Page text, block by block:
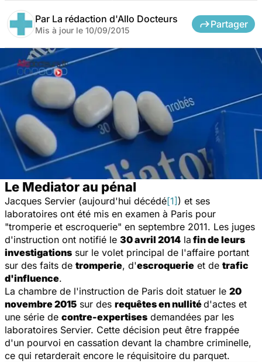
Par La rédaction d'Allo Docteurs
Mis à jour le 10/09/2015
Partager
Le Mediator au pénal
Jacques Servier (aujourd'hui décédé[1]) et ses
laboratoires ont été mis en examen à Paris pour
"tromperie et escroquerie" en septembre 2011. Les juges
d'instruction ont notifié le 30 avril 2014 la fin de leurs
investigations sur le volet principal de l'affaire portant
sur des faits de tromperie, d'escroquerie et de trafic
d'influence.
La chambre de l'instruction de Paris doit statuer le 20
novembre 2015 sur des requêtes en nullitéd'actes et
une série de contre-expertises demandées par les
laboratoires Servier. Cette décision peut être frappée
d'un pourvoi en cassation devant la chambre criminelle,
ce qui retarderait encore le réquisitoire du parquet.